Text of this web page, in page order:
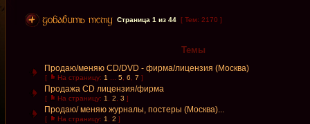
Страница 1 из 44 [ Тем: 2170 ]
Темы
Продаю/меняю CD/DVD - фирма/лицензия (Москва)
[ На страницу: 1 5 6 7 ]
Продажа CD лицензия/фирма
[ На страницу: 1 2 3 ]
Продаю/ меняю журналы, постеры (Москва)...
[ На страницу: 1 2 ]